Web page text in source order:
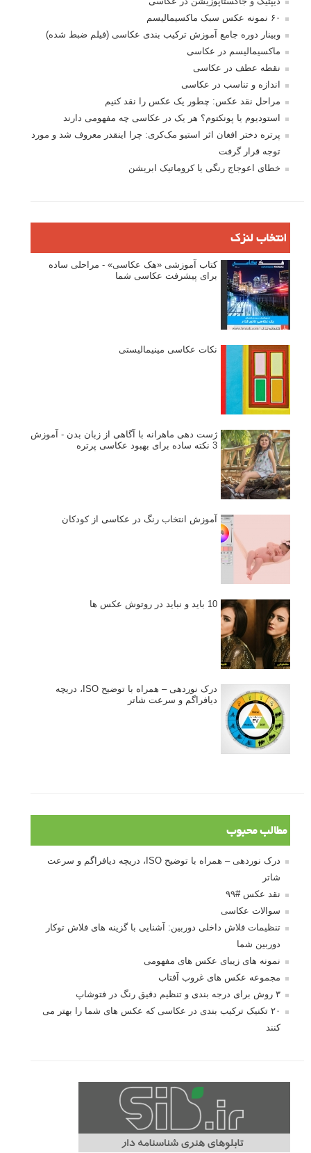
۶۰ نمونه عکس سبک ماکسیمالیسم
وبینار دوره جامع آموزش ترکیب بندی عکاسی (فیلم ضبط شده)
ماکسیمالیسم در عکاسی
نقطه عطف در عکاسی
اندازه و تناسب در عکاسی
مراحل نقد عکس: چطور یک عکس را نقد کنیم
استودیوم یا پونکتوم؟ هر یک در عکاسی چه مفهومی دارند
پرتره دختر افغان اثر استیو مک‌کری: چرا اینقدر معروف شد و مورد
توجه قرار گرفت
خطای اعوجاج رنگی یا کروماتیک ابریشن
انتخاب لنزک
کتاب آموزشی «هک عکاسی» - مراحلی ساده
برای پیشرفت عکاسی شما
نکات عکاسی مینیمالیستی
ژست دهی ماهرانه با آگاهی از زبان بدن - آموزش
3 نکته ساده برای بهبود عکاسی پرتره
آموزش انتخاب رنگ در عکاسی از کودکان
10 باید و نباید در روتوش عکس ها
درک نوردهی – همراه با توضیح ISO، دریچه
دیافراگم و سرعت شاتر
مطالب محبوب
درک نوردهی – همراه با توضیح ISO، دریچه دیافراگم و سرعت
شاتر
نقد عکس #۹۹
سوالات عکاسی
تنظیمات فلاش داخلی دوربین: آشنایی با گزینه های فلاش توکار
دوربین شما
نمونه های زیبای عکس های مفهومی
مجموعه عکس های غروب آفتاب
۳ روش برای درجه بندی و تنظیم دقیق رنگ در فتوشاپ
۲۰ تکنیک ترکیب بندی در عکاسی که عکس های شما را بهتر می
کنند